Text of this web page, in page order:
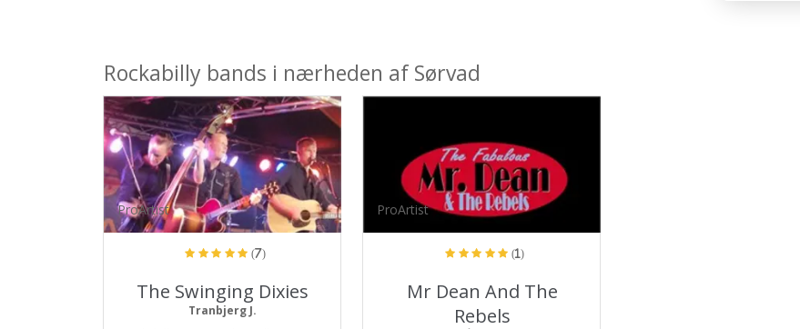
Rockabilly bands i nærheden af Sørvad
ProArtist
(7)
The Swinging Dixies
Tranbjerg J.
ProArtist
(1)
Mr Dean And The
Rebels